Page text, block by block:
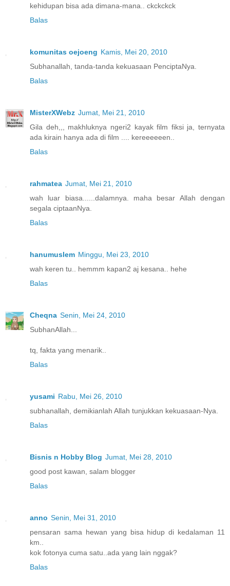
kehidupan bisa ada dimana-mana.. ckckckck
Balas
komunitas oejoeng Kamis, Mei 20, 2010
Subhanallah, tanda-tanda kekuasaan PenciptaNya.
Balas
MisterXWebz Jumat, Mei 21, 2010
Gila deh,,, makhluknya ngeri2 kayak film fiksi ja, ternyata
ada kirain hanya ada di film .... kereeeeeen..
Balas
rahmatea Jumat, Mei 21, 2010
wah luar biasa......dalamnya. maha besar Allah dengan
segala ciptaanNya.
Balas
hanumuslem Minggu, Mei 23, 2010
wah keren tu.. hemmm kapan2 aj kesana.. hehe
Balas
Cheqna Senin, Mei 24, 2010
SubhanAllah...
tq, fakta yang menarik..
Balas
yusami Rabu, Mei 26, 2010
subhanallah, demikianlah Allah tunjukkan kekuasaan-Nya.
Balas
Bisnis n Hobby Blog Jumat, Mei 28, 2010
good post kawan, salam blogger
Balas
anno Senin, Mei 31, 2010
pensaran sama hewan yang bisa hidup di kedalaman 11
km..
kok fotonya cuma satu..ada yang lain nggak?
Balas